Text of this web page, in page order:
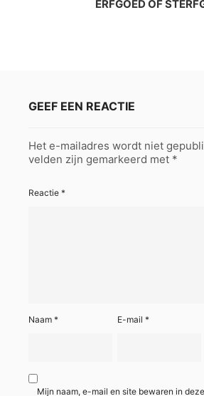
ERFGOED OF
GEEF EEN REACTIE
Het e-mailadres wordt niet
velden zijn gemarkeerd met *
Reactie *
Naam * E-mail*
Mijn naam, e-mail en site bewaren in